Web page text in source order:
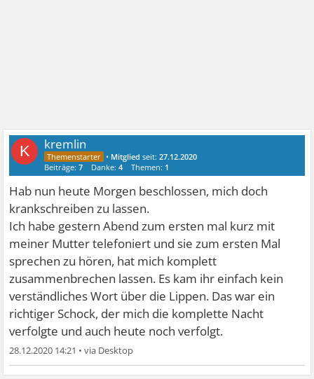
K kremlin
• Mitglied seit:27.12.2020
Beiträge:7 Danke:4 Themen: 1
Hab nun heute Morgen beschlossen, mich doch
krankschreiben zu lassen.
Ich habe gestern Abend zum ersten mal kurz mit
meiner Mutter telefoniert und sie zum ersten Mal
sprechen zu hören, hat mich komplett
zusammenbrechen lassen. Es kam ihr einfach kein
verständliches Wort über die Lippen. Das war ein
richtiger Schock, der mich die komplette Nacht
verfolgte und auch heute noch verfolgt.
28.12.2020 14:21 •